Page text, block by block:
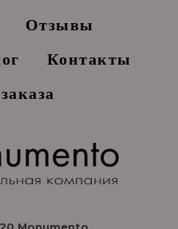
Отзывы
Контакты
Monumento